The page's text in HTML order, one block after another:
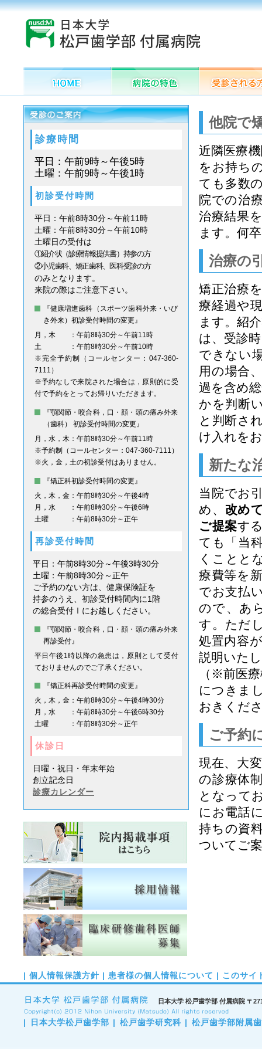
診療時間
平日：午前9時～午後5時
土曜：午前9時～午後1時
初診受付時間
平日：午前8時30分～午前11時
土曜：午前8時30分～午前10時
土曜日の受付は
①紹介状（診療情報提供書）持参の方
②小児歯科、矯正歯科、医科受診の方
のみとなります。
来院の際はご注意下さい。
『健康増進歯科（スポーツ歯科外来・いび
き外来）初診受付時間の変更』
月，木
：午前8時30分～午前11時
土
：午前8時30分～午前10時
※完全予約制（コールセンター：047-360-
7111）
※予約なしで来院された場合は，原則的に受
付で予約をとってお帰りいただきます。
『顎関節・咬合科，口・顔・頭の痛み外来
（歯科） 初診受付時間の変更』
月，水，木 ：午前8時30分～午前11時
※予約制（コールセンター：047-360-7111）
※火，金，土の初診受付はありません。
『矯正科初診受付時間の変更』
火，木，金：午前8時30分～午後4時
月，水
：午前8時30分～午後6時
土曜
：午前8時30分～正午
再診受付時間
平日：午前8時30分～午後3時30分
土曜：午前8時30分～正午
ご予約のない方は、健康保険証を
持参のうえ、初診受付時間内に1階
の総合受付Ⅰにお越しください。
『顎関節・咬合科，口・顔・頭の痛み外来
再診受付』
平日午後1時以降の急患は，原則として受付
ておりませんのでご了承ください。
『矯正科再診受付時間の変更』
火，木，金：午前8時30分～午後4時30分
月，水
：午前8時30分～午後6時30分
土曜
：午前8時30分～正午
休診日
日曜・祝日・年末年始
創立記念日
診療カレンダー
他院で
近隣医療
をお持ち
ても多数
院での治
治療結果
ます。何
治療の
矯正治療
療経過や
ます。紹
は、受診
できない
用の場合
過を含め
かを判断
と判断さ
け入れを
新たな
当院でお
め、 改め
ご提案す
ても「当
くことと
療費等を
でお支払
ので、あ
す。ただ
処置内容
説明いた
（※前医
につきま
おきくだ
ご予約
現在、大
の診療体
となって
にお電話
持ちの資
ついてご
| 個人情報保護方針 | 患者様の個人情報について | このサイ
日本大学 松戸歯学部 付属病院 〒
| 日本大学松戸歯学部 | 松戸歯学研究科 | 松戸歯学部附属